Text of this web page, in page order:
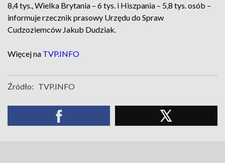
8,4 tys., Wielka Brytania – 6 tys. i Hiszpania – 5,8 tys. osób –
informuje rzecznik prasowy Urzędu do Spraw
Cudzoziemców Jakub Dudziak.
Więcej na TVP.INFO
Źródło: TVP.INFO